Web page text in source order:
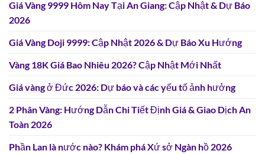
Giá Vàng 9999 Hôm Nay Tại An Giang: Cập Nhật & Dự Báo
2026
Giá Vàng Doji 9999: Cập Nhật 2026 & Dự Báo Xu Hướng
Vàng 18K Giá Bao Nhiêu 2026? Cập Nhật Mới Nhất
Giá vàng ở Đức 2026: Dự báo và các yếu tố ảnh hưởng
2 Phân Vàng: Hướng Dẫn Chi Tiết Định Giá & Giao Dịch An
Toàn 2026
Phần Lan là nước nào? Khám phá Xứ sở Ngàn hồ 2026